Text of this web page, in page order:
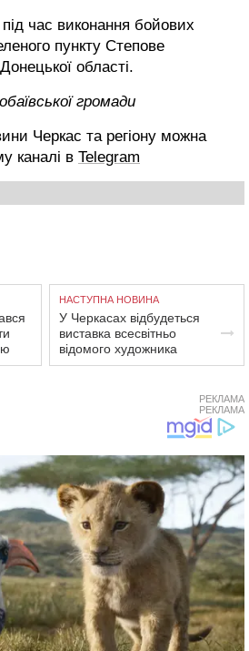
час виконання бойових
пункту Степове
області.
громади
Черкас та регіону можна
каналі в Telegram
НАСТУПНА НОВИНА
У Черкасах відбудеться
виставка всесвітньо
відомого художника
РЕКЛАМА
РЕКЛАМА